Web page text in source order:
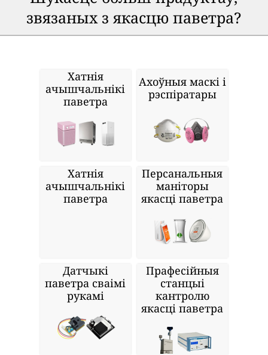
звязаных з якасцю паветра?
Хатнія
ачышчальнікі
паветра
Ахоўныя маскі і
рэспіратары
Хатнія
ачышчальнікі
паветра
Персанальныя
маніторы
якасці паветра
Датчыкі
паветра сваімі
рукамі
Прафесійныя
станцыі
кантролю
якасці паветра